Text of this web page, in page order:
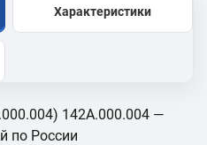
Характеристики
142A.000.004 —
по России